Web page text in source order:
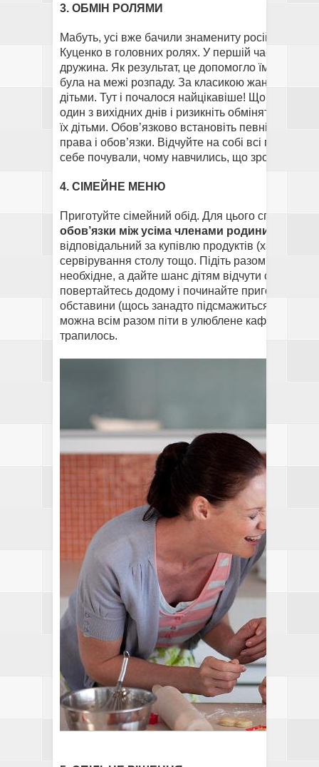
3. ОБМІН РОЛЯМИ
Мабуть, усі вже бачили знамениту російську
Куценко в головних ролях. У першій частині
дружина. Як результат, це допомогло їм по-
була на межі розпаду. За класикою жанру в
дітьми. Тут і почалося найцікавіше! Що саме?
один з вихідних днів і ризикніть обмінятися
їх дітьми. Обов’язково встановіть певні
права і обов’язки. Відчуйте на собі всі переваги
себе почували, чому навчились, що зрозуміли і
4. СІМЕЙНЕ МЕНЮ
Приготуйте сімейний обід. Для цього спершу
обов’язки між усіма членами родини
відповідальний за купівлю продуктів (хай
сервірування столу тощо. Підіть разом у
необхідне, а дайте шанс дітям відчути свою
повертайтесь додому і починайте
обставини (щось занадто підсмажиться або ж,
можна всім разом піти в улюблене кафе,
трапилось.